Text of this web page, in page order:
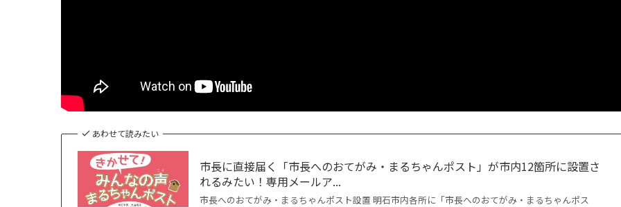
あわせて読みたい
市長に直接届く「市長へのおてがみ・まるちゃんポスト」が市内12箇所に設置さ
れるみたい！専用メールア...
市長へのおてがみ・まるちゃんポスト設置 明石市内各所に「市長へのおてがみ・まるちゃんポス